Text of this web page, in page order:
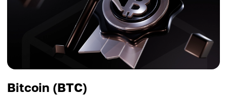
Bitcoin (BTC)